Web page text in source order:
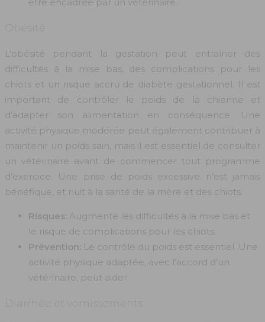
Obésité
L’obésité pendant la gestation peut entraîner des
difficultés à la mise bas, des complications pour les
chiots et un risque accru de diabète gestationnel. Il est
important de contrôler le poids de la chienne et
d’adapter son alimentation en conséquence. Une
activité physique modérée peut également contribuer à
maintenir un poids sain, mais il est essentiel de consulter
un vétérinaire avant de commencer tout programme
d’exercice. Une prise de poids excessive n’est jamais
bénéfique, et nuit à la santé de la mère et des chiots.
Risques: Augmente les difficultés à la mise bas et
le risque de complications pour les chiots.
Prévention: Le contrôle du poids est essentiel. Une
activité physique adaptée, avec l’accord d’un
vétérinaire, peut aider.
Diarrhée et vomissements